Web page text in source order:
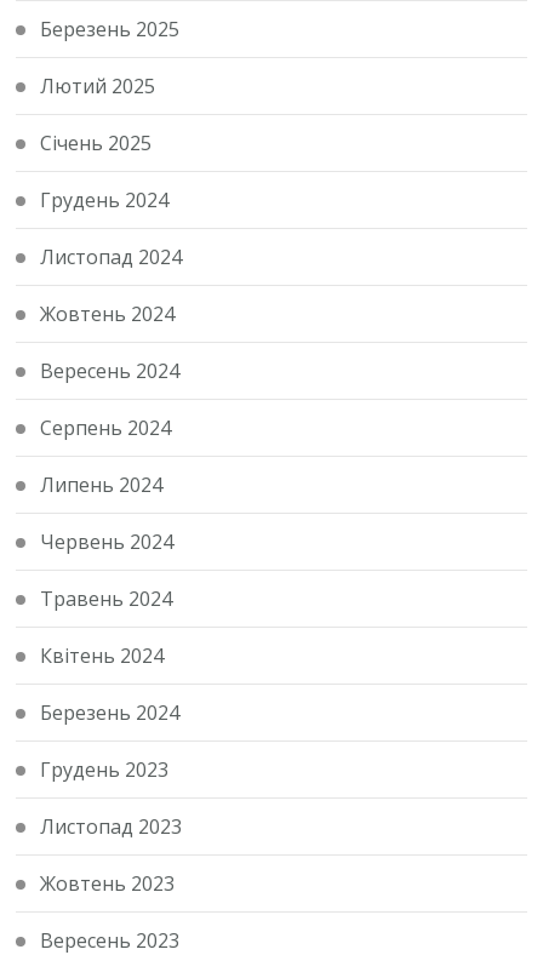
Березень 2025
Лютий 2025
Січень 2025
Грудень 2024
Листопад 2024
Жовтень 2024
Вересень 2024
Серпень 2024
Липень 2024
Червень 2024
Травень 2024
Квітень 2024
Березень 2024
Грудень 2023
Листопад 2023
Жовтень 2023
Вересень 2023